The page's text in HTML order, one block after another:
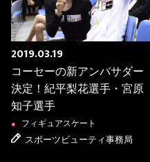
2019.03.19
コーセーの新アンバサダー
決定！紀平梨花選手・宮原
知子選手
● フィギュアスケート
スポーツビューティ事務局